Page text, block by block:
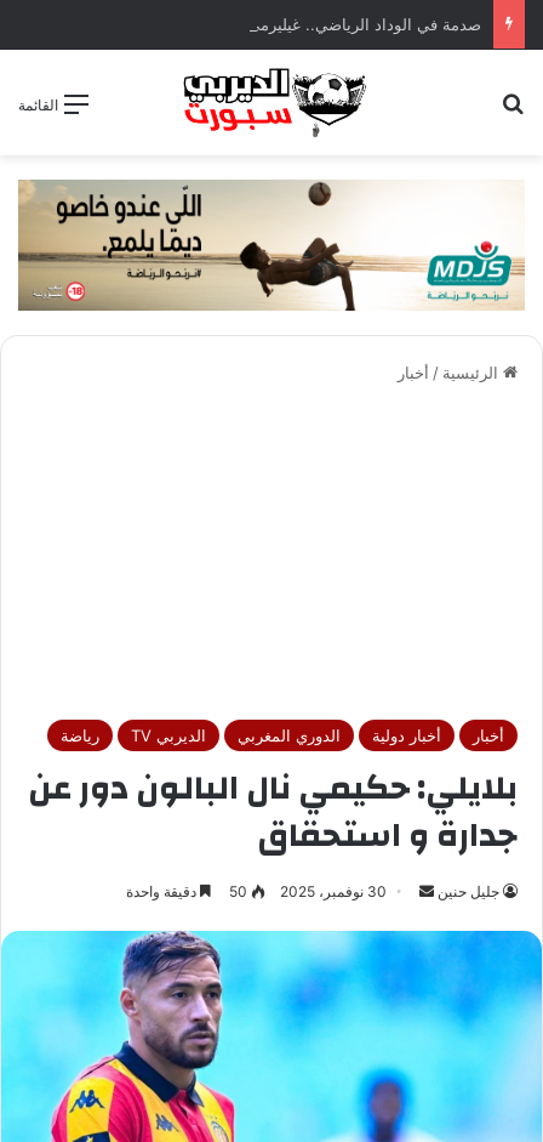
القائمة
الرئيسية / أخبار
أخبار أخبار دولية الدوري المغربي الديربي TV رياضة
بلايلي: حكيمي نال البالون دور عن
جدارة و استحقاق
جليل حنين
ب
ا
30 نوفمبر، 2025 50 دقيقة واحدة